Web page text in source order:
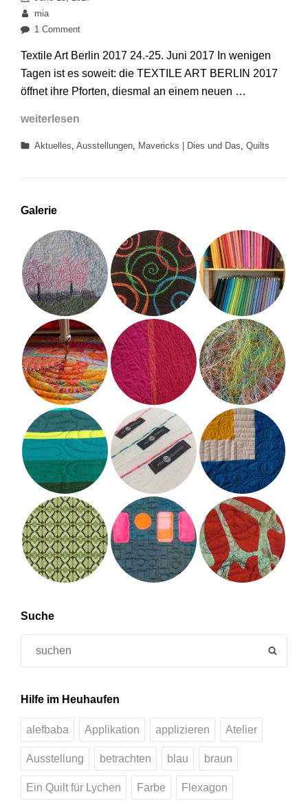
on
By
mia
1 Commenton
Art
Berlin
2017
Textile Art Berlin 2017 24.-25. Juni 2017 In wenigen
Tagen ist es soweit: die TEXTILE ART BERLIN 2017
öffnet ihre Pforten, diesmal an einem neuen …
weiterlesen
Categories
Aktuelles Ausstellungen Mavericks | Dies und Das Quilts
Galerie
Suche
Hilfe im Heuhaufen
alefbaba Applikation applizieren Atelier
Ausstellung betrachten blau braun
Ein Quilt für Lychen Farbe Flexagon